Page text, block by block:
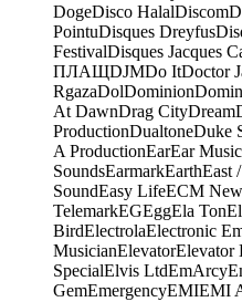
DogeDisco HalalDiscom
PointuDisques Dreyfus
FestivalDisques Jacques
ПЛАЩDJMDo ItDoctor
RgazaDolDominion
At DawnDrag CityDream
ProductionDualtoneDuke
A ProductionEarEar Music
SoundsEarmarkEarthEast
SoundEasy LifeECM
TelemarkEGEggEla Ton
BirdElectrolaElectronic
MusicianElevatorElevator
SpecialElvis LtdEmArcy
GemEmergencyEMIEMI